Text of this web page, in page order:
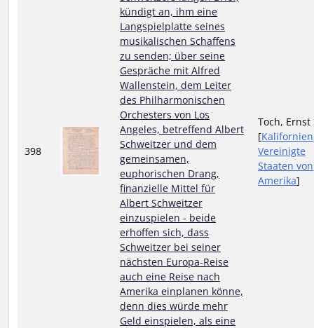
398
kündigt an, ihm eine
Langspielplatte seines
musikalischen Schaffens
zu senden; über seine
Gespräche mit Alfred
Wallenstein, dem Leiter
des Philharmonischen
Orchesters von Los
Angeles, betreffend Albert
Schweitzer und dem
gemeinsamen,
euphorischen Drang,
finanzielle Mittel für
Albert Schweitzer
einzuspielen - beide
erhoffen sich, dass
Schweitzer bei seiner
nächsten Europa-Reise
auch eine Reise nach
Amerika einplanen könne,
denn dies würde mehr
Geld einspielen, als eine
Toch, Ernst
[Kalifornien
Vereinigte
Staaten von
Amerika]